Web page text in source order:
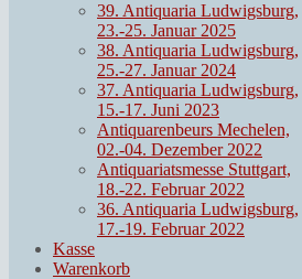
39. Antiquaria Ludwigsburg,
23.-25. Januar 2025
38. Antiquaria Ludwigsburg,
25.-27. Januar 2024
37. Antiquaria Ludwigsburg,
15.-17. Juni 2023
Antiquarenbeurs Mechelen,
02.-04. Dezember 2022
Antiquariatsmesse Stuttgart,
18.-22. Februar 2022
36. Antiquaria Ludwigsburg,
17.-19. Februar 2022
Kasse
Warenkorb